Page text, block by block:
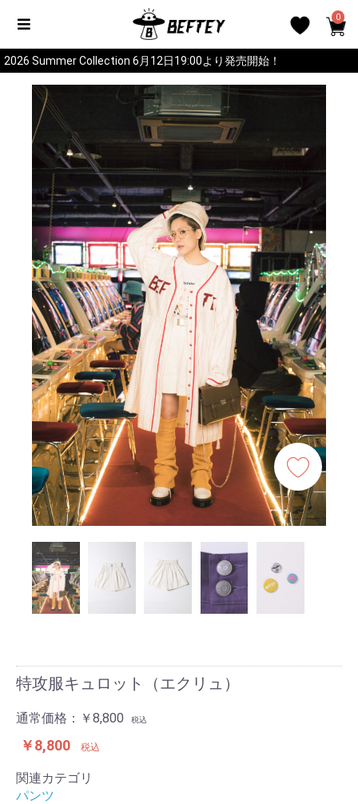
0
2026 Summer Collection 6月12日19:00より発売開始！
特攻服キュロット（エクリュ）
通常価格： ￥8,800 税込
￥8,800 税込
関連カテゴリ
パンツ